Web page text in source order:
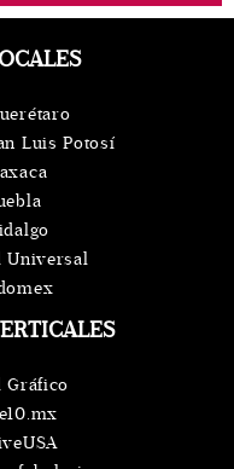
Gráfico
Luis Potosí
Universal